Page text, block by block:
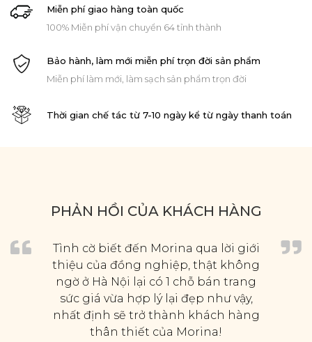
Miễn phí giao hàng toàn quốc
100% Miễn phí vận chuyển 64 tỉnh thành
Bảo hành, làm mới miễn phí trọn đời sản phẩm
Miễn phí làm mới, làm sạch sản phẩm trọn đời
Thời gian chế tác từ 7-10 ngày kể từ ngày thanh toán
PHẢN HỒI CỦA KHÁCH HÀNG
Tình cờ biết đến Morina qua lời giới
thiệu của đồng nghiệp, thật không
ngờ ở Hà Nội lại có 1 chỗ bán trang
sức giá vừa hợp lý lại đẹp như vậy,
nhất định sẽ trở thành khách hàng
thân thiết của Morina!